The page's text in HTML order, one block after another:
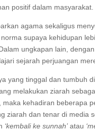
positif dalam masyarakat.
agama sekaligus
supaya kehidupan
ungkapan lain,
sejarah perjuangan
yang tinggal dan tumbuh
melakukan ziarah
maka kehadiran beberapa
ziarah dan tenar di media
‘kembali ke sunnah’atau